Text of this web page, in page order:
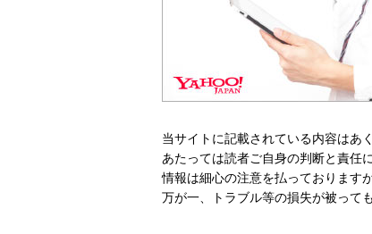
当サイトに記載されている内容はあ
あたっては読者ご自身の判断と責任
情報は細心の注意を払っております
万が一、トラブル等の損失が被って